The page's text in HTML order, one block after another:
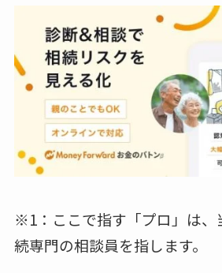
※1：ここで指す「プロ」は、
続専門の相談員を指します。